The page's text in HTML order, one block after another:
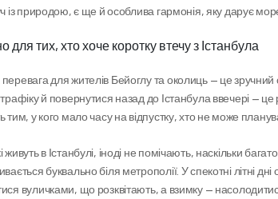
із природою, є ще й особлива гармонія, яку дарує
для тих, хто хоче коротку втечу з Істанбула
для жителів Бейоглу та околиць — це зручний
трафіку й повернутися назад до Істанбула ввечері —
тим, у кого мало часу на відпустку, хто не може
в Істанбулі, іноді не помічають, наскільки
буквально біля метрополії. У спекотні літні
вуличками, що розквітають, а взимку —